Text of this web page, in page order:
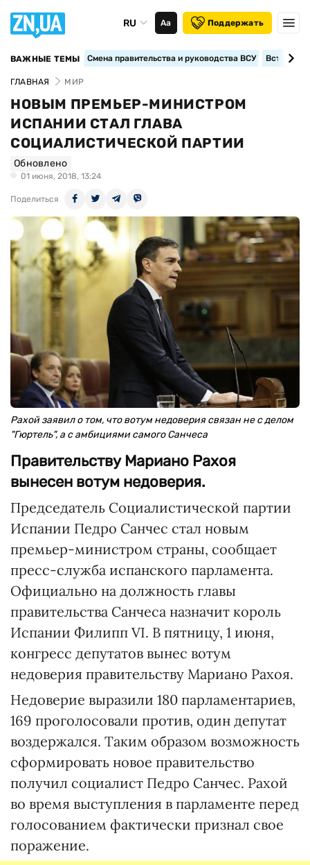
RU Аа Поддержать
ВАЖНЫЕ ТЕМЫ Смена правительства и руководства ВСУ
ГЛАВНАЯ МИР
НОВЫМ ПРЕМЬЕР-МИНИСТРОМ
ИСПАНИИ СТАЛ ГЛАВА
СОЦИАЛИСТИЧЕСКОЙ ПАРТИИ
Обновлено
01 июня, 2018, 13:24
Поделиться
Рахой заявил о том, что вотум недоверия связан не с делом
"Гюртель", а с амбициями самого Санчеса
Правительству Мариано Рахоя
вынесен вотум недоверия.
Председатель Социалистической партии
Испании Педро Санчес стал новым
премьер-министром страны, сообщает
пресс-служба испанского парламента.
Официально на должность главы
правительства Санчеса назначит король
Испании Филипп VI. В пятницу, 1 июня,
конгресс депутатов вынес вотум
недоверия правительству Мариано Рахоя.
Недоверие выразили 180 парламентариев,
169 проголосовали против, один депутат
воздержался. Таким образом возможность
сформировать новое правительство
получил социалист Педро Санчес. Рахой
во время выступления в парламенте перед
голосованием фактически признал свое
поражение.